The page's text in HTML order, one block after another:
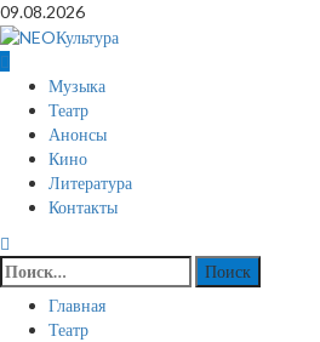
Перейти
к
содержимому
09.08.2026
Основное
меню
Музыка
Театр
Анонсы
Кино
Литература
Контакты
Найти:
Главная
Театр